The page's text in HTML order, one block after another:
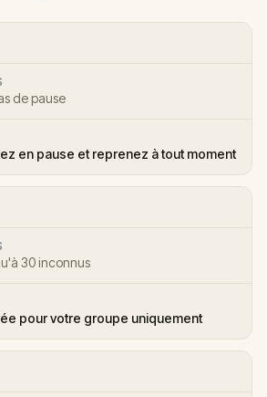
de pause
en pause et reprenez à tout moment
30 inconnus
pour votre groupe uniquement